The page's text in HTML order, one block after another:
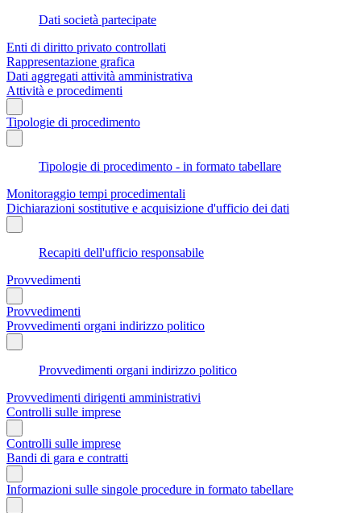
Dati società partecipate
Enti di diritto privato controllati
Rappresentazione grafica
Dati aggregati attività amministrativa
Attività e procedimenti
Tipologie di procedimento
Tipologie di procedimento - in formato tabellare
Monitoraggio tempi procedimentali
Dichiarazioni sostitutive e acquisizione d'ufficio dei dati
Recapiti dell'ufficio responsabile
Provvedimenti
Provvedimenti
Provvedimenti organi indirizzo politico
Provvedimenti organi indirizzo politico
Provvedimenti dirigenti amministrativi
Controlli sulle imprese
Controlli sulle imprese
Bandi di gara e contratti
Informazioni sulle singole procedure in formato tabellare